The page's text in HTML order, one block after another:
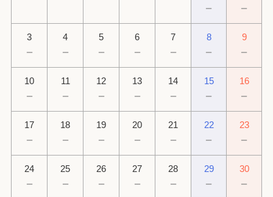
－ －
3
－
4
－
5
－
6
－
7
－
8
－
9
－
10
－
11
－
12
－
13
－
14
－
15
－
16
－
17
－
18
－
19
－
20
－
21
－
22
－
23
－
24
－
25
－
26
－
27
－
28
－
29
－
30
－